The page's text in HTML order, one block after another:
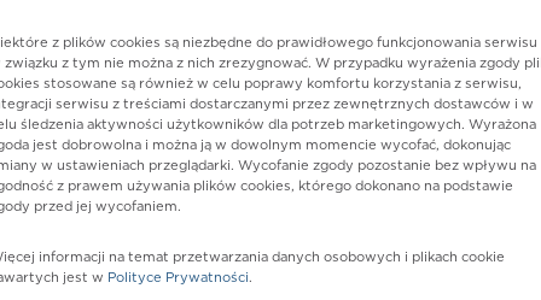
lub substancję czynną
plus 1
Postać:płyn
z plików cookies są niezbędne do prawidłowego funkcjonowania serwisu
związku z tym nie można z nich zrezygnować. W przypadku wyrażenia zgody
stosowane są również w celu poprawy komfortu korzystania z serwisu,
serwisu z treściami dostarczanymi przez zewnętrznych dostawców i w
śledzenia aktywności użytkowników dla potrzeb marketingowych. Wyrażona
jest dobrowolna i można ją w dowolnym momencie wycofać, dokonując
w ustawieniach przeglądarki. Wycofanie zgody pozostanie bez wpływu na
z prawem używania plików cookies, którego dokonano na podstawie
przed jej wycofaniem.
informacji na temat przetwarzania danych osobowych i plikach cookie
jest w Polityce Prywatności.